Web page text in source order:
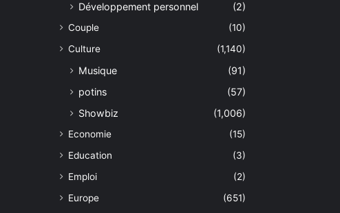
Développement personnel
(2)
Couple
(10)
Culture
(1,140)
Musique
(91)
potins
(57)
Showbiz
(1,006)
Economie
(15)
Education
(3)
Emploi
(2)
Europe
(651)